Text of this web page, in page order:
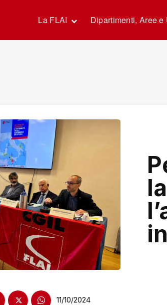
La FLAI Dipartimenti, Aree e
11/10/2024